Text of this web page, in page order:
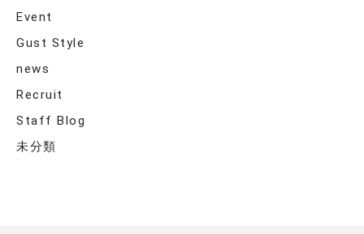
Event
Gust Style
news
Recruit
Staff Blog
未分類